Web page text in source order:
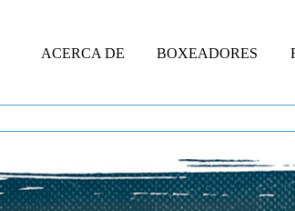
ACERCA DE BOXEADORES